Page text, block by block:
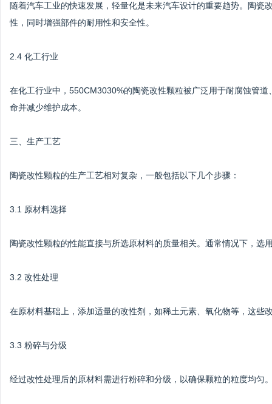
随着汽车工业的快速发展，轻量化是未来汽车设计的重要趋势。陶
性，同时增强部件的耐用性和安全性。
2.4 化工行业
在化工行业中，550CM3030%的陶瓷改性颗粒被广泛用于耐腐蚀管
命并减少维护成本。
三、生产工艺
陶瓷改性颗粒的生产工艺相对复杂，一般包括以下几个步骤：
3.1 原材料选择
陶瓷改性颗粒的性能直接与所选原材料的质量相关。通常情况下，选
3.2 改性处理
在原材料基础上，添加适量的改性剂，如稀土元素、氧化物等，这些
3.3 粉碎与分级
经过改性处理后的原材料需进行粉碎和分级，以确保颗粒的粒度均匀